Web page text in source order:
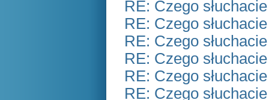
RE: Czego
RE: Czego
RE: Czego
RE: Czego
RE: Czego
RE: Czego